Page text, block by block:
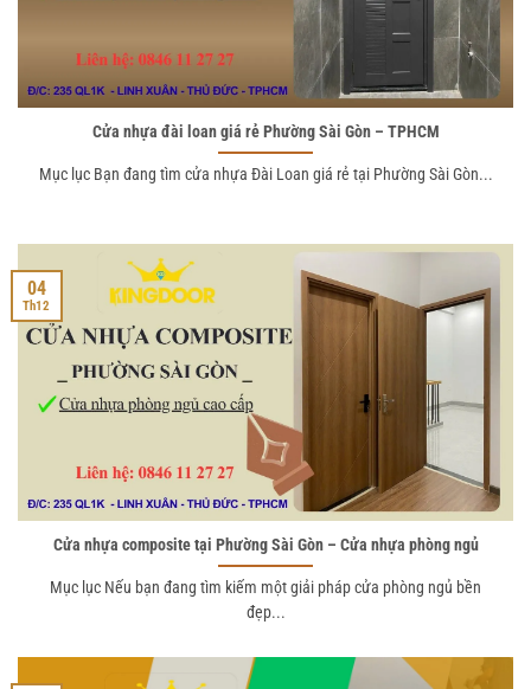
Cửa nhựa đài loan giá rẻ Phường Sài Gòn – TPHCM
Mục lục Bạn đang tìm cửa nhựa Đài Loan giá rẻ tại Phường Sài Gòn...
Cửa nhựa composite tại Phường Sài Gòn – Cửa nhựa phòng ngủ
Mục lục Nếu bạn đang tìm kiếm một giải pháp cửa phòng ngủ bền
đẹp...
04
Th12